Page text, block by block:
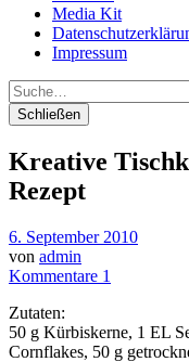
Media Kit
Impressum
Suche
Schließen
Kreative
Rezept
6. September 2010
von admin
Kommentare 1
Zutaten:
50 g Kürbiskerne, 1 EL
Cornflakes, 50 g